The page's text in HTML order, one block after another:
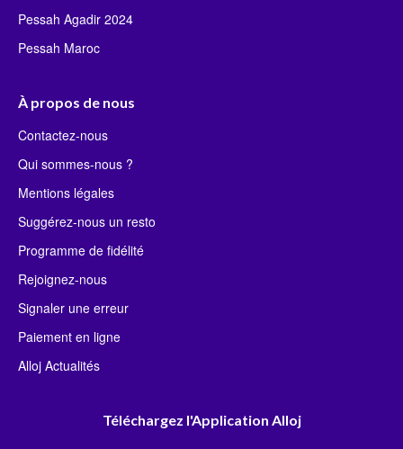
Pessah Agadir 2024
Pessah Maroc
À propos de nous
Contactez-nous
Qui sommes-nous ?
Mentions légales
Suggérez-nous un resto
Programme de fidélité
Rejoignez-nous
Signaler une erreur
Paiement en ligne
Alloj Actualités
Téléchargez l'Application Alloj